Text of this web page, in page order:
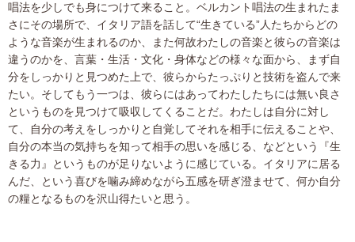
唱法を少しでも身につけて来ること。ベルカント唱法の生まれたま
さにその場所で、イタリア語を話して“生きている”人たちからどの
ような音楽が生まれるのか、また何故わたしの音楽と彼らの音楽は
違うのかを、言葉・生活・文化・身体などの様々な面から、まず自
分をしっかりと見つめた上で、彼らからたっぷりと技術を盗んで来
たい。そしてもう一つは、彼らにはあってわたしたちには無い良さ
というものを見つけて吸収してくることだ。わたしは自分に対し
て、自分の考えをしっかりと自覚してそれを相手に伝えることや、
自分の本当の気持ちを知って相手の思いを感じる、などという『生
きる力』というものが足りないように感じている。イタリアに居る
んだ、という喜びを噛み締めながら五感を研ぎ澄ませて、何か自分
の糧となるものを沢山得たいと思う。